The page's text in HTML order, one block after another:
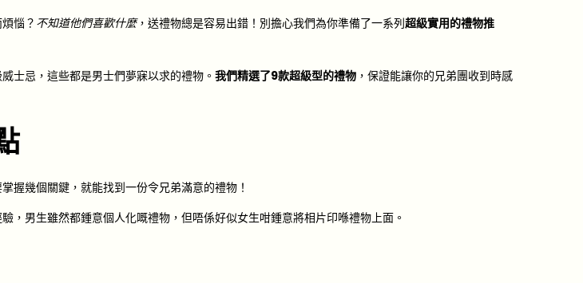
惱？ 不知道他們喜歡什麼，送禮物總是容易出錯！別擔心我們為你準備了一系列超級實用的禮物推
士忌，這些都是男士們夢寐以求的禮物。 我們精選了9款超級型的禮物 ，保證能讓你的兄弟團收到時感
握幾個關鍵，就能找到一份令兄弟滿意的禮物！
，男生雖然都鍾意個人化嘅禮物，但唔係好似女生咁鍾意將相片印喺禮物上面。